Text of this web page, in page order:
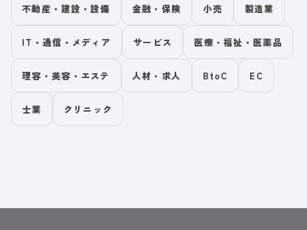
不動産・建設・設備 金融・保険 小売 製造業
IT・通信・メディア サービス 医療・福祉・医薬品
理容・美容・エステ 人材・求人 BtoC EC
士業 クリニック